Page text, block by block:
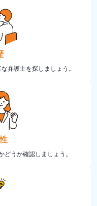
弁護士を探しましょう。
うか確認しましょう。